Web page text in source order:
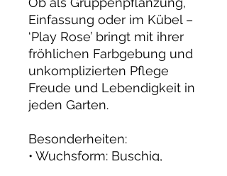
Einfassung oder im Kübel –
‘Play Rose’ bringt mit ihrer
fröhlichen Farbgebung und
unkomplizierten Pflege
Freude und Lebendigkeit in
jeden Garten.
Besonderheiten:
• Wuchsform: Buschig,